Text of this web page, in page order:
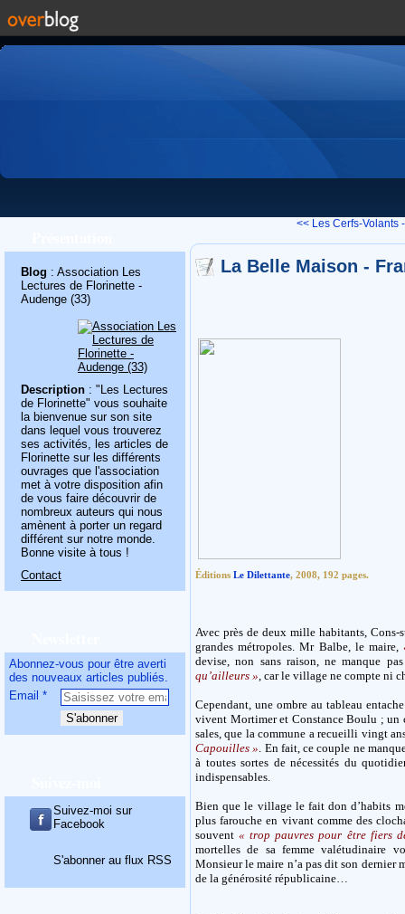
Blog : Association Les
Lectures de Florinette -
Audenge (33)
Description : "Les Lectures
de Florinette" vous souhaite
la bienvenue sur son site
dans lequel vous trouverez
ses activités, les articles de
Florinette sur les différents
ouvrages que l'association
met à votre disposition afin
de vous faire découvrir de
nombreux auteurs qui nous
amènent à porter un regard
différent sur notre monde.
Bonne visite à tous !
Contact
Abonnez-vous pour être averti
des nouveaux articles publiés.
Email
Suivez-moi sur
Facebook
S'abonner au flux RSS
<< Les Cerfs-Volants
La Belle Maison -
Éditions Le Dilettante, 2008, 192 pages.
Avec près de deux mille habitants,
grandes métropoles. Mr Balbe, le maire,
devise, non sans raison, ne manque
qu’ailleurs », car le village ne compte ni
Cependant, une ombre au tableau
vivent Mortimer et Constance Boulu ; un
sales, que la commune a recueilli vingt
Capouilles ». En fait, ce couple ne
à toutes sortes de nécessités du
indispensables.
Bien que le village le fait don d’habits
plus farouche en vivant comme des
souvent« trop pauvres pour être fiers
mortelles de sa femme valétudinaire
Monsieur le maire n’a pas dit son dernier
de la générosité républicaine…